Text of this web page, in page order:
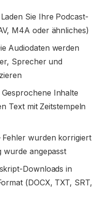
Sie Ihre Podcast-
M4A oder ähnliches)
Audiodaten werden
Sprecher und
Inhalte
Text mit Zeitstempeln
wurden korrigiert
wurde angepasst
Downloads in
(DOCX, TXT, SRT,